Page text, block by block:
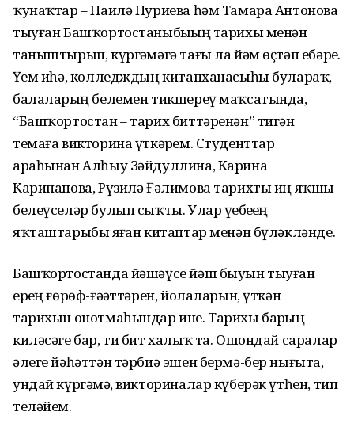
ҡунаҡтар – Наилә Нуриева һәм Тамара Антонова
тыуған Башҡортостаныбыҙҙың тарихы менән
таныштырып, күргәҙмәгә тағы ла йәм өҫтәп ебәрҙе.
Үҙем иһә, колледждың китапханасыһы булараҡ,
балаларҙың белемен тикшереү маҡсатында,
“Башҡортостан – тарих биттәренән” тигән
темаға викторина үткәрҙем. Студенттар
араһынан Алһыу Зәйдуллина, Карина
Карипанова, Рүзилә Ғәлимова тарихты иң яҡшы
белеүселәр булып сыҡты. Улар үҙебеҙҙең
яҡташтарыбыҙ яҙған китаптар менән бүләкләнде.
Башҡортостанда йәшәүсе йәш быуын тыуған
ерҙең ғөрөф-ғәҙәттәрен, йолаларын, үткән
тарихын онотмаһындар ине. Тарихы барҙың –
киләсәге бар, ти бит халыҡ та. Ошондай саралар
әлеге йәһәттән тәрбиә эшен бермә-бер нығыта,
ундай күргәҙмә, викториналар күберәк үтһен, тип
теләйем.